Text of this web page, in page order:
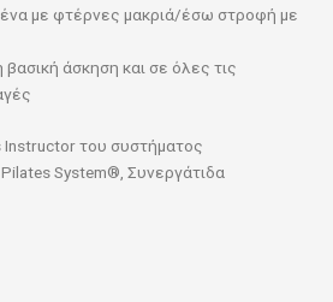
με φτέρνες μακριά/έσω στροφή με
άσκηση και σε όλες τις
του συστήματος
System®, Συνεργάτιδα